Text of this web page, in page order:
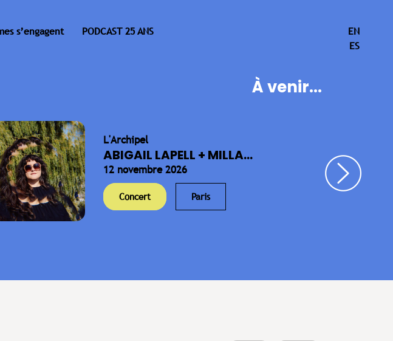
s’engagent PODCAST 25 ANS
EN
ES
À venir...
L'Archipel
ABIGAIL LAPELL + MILLA...
12 novembre 2026
Concert Paris